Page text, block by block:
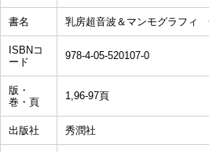
書名 乳房超音波＆マンモグラフィ
ISBNコ
ード
978-4-05-520107-0
版・
巻・頁
1,96-97頁
出版社 秀潤社